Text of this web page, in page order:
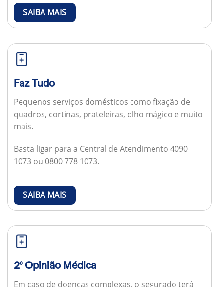
SAIBA MAIS
Faz Tudo
Pequenos serviços domésticos como fixação de
quadros, cortinas, prateleiras, olho mágico e muito
mais.
Basta ligar para a Central de Atendimento 4090
1073 ou 0800 778 1073.
SAIBA MAIS
2ª Opinião Médica
Em caso de doenças complexas, o segurado terá